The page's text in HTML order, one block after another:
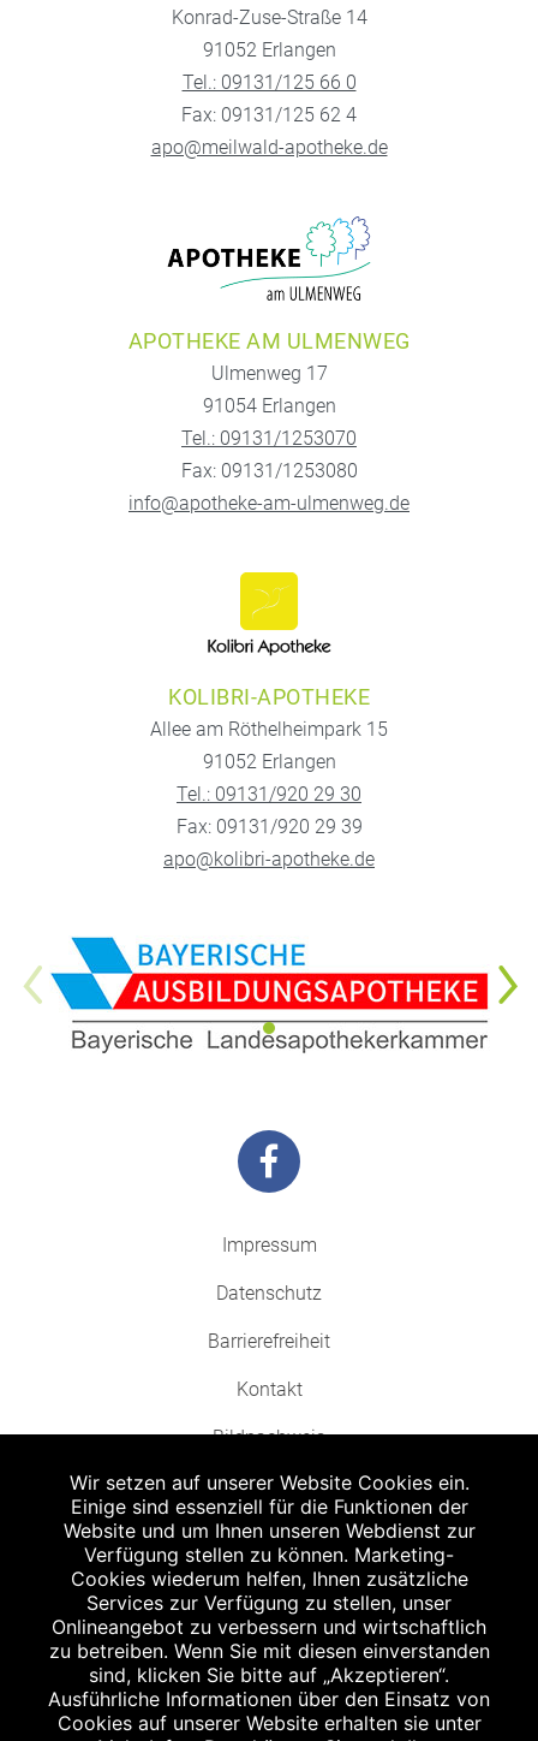
Konrad-Zuse-Straße 14
91052 Erlangen
Tel.: 09131/125 66 0
Fax: 09131/125 62 4
apo@meilwald-apotheke.de
APOTHEKE AM ULMENWEG
Ulmenweg 17
91054 Erlangen
Tel.: 09131/1253070
Fax: 09131/1253080
info@apotheke-am-ulmenweg.de
KOLIBRI-APOTHEKE
Allee am Röthelheimpark 15
91052 Erlangen
Tel.: 09131/920 29 30
Fax: 09131/920 29 39
apo@kolibri-apotheke.de
Impressum
Datenschutz
Barrierefreiheit
Kontakt
Bildnachweis
Abgabe in haushaltsüblichen Mengen, solange der Vorrat reicht. Für Druck-
und Satzfehler keine Haftung.
Zu Risiken und Nebenwirkungen lesen Sie die Packungsbeilage und fragen
Sie Ihren Arzt oder Apotheker.
Angabe nach der deutschen Arzneimitteltaxe Apothekenerstattungspreis
(AEP). Der AEP ist keine unverbindliche Preisempfehlung der Hersteller. Der
AEP ist ein von den Apotheken in Ansatz gebrachter Preis für rezeptfreie
Arzneimittel. Er entspricht in der Höhe dem für Apotheken verbindlichen
Wir setzen auf unserer Website Cookies ein.
Einige sind essenziell für die Funktionen der
Website und um Ihnen unseren Webdienst zur
Verfügung stellen zu können. Marketing-
Cookies wiederum helfen, Ihnen zusätzliche
Services zur Verfügung zu stellen, unser
Onlineangebot zu verbessern und wirtschaftlich
zu betreiben. Wenn Sie mit diesen einverstanden
sind, klicken Sie bitte auf „Akzeptieren“.
Ausführliche Informationen über den Einsatz von
Cookies auf unserer Website erhalten sie unter